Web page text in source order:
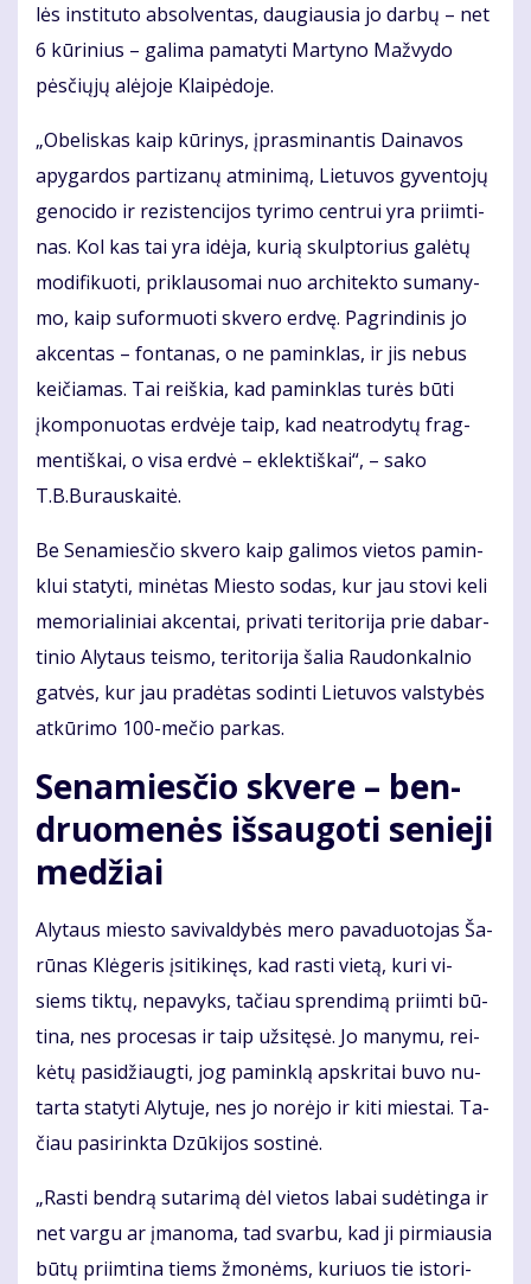
lės ins­ti­tu­to ab­sol­ven­tas, dau­giau­sia jo dar­bų – net
6 kū­ri­nius – ga­li­ma pa­ma­ty­ti Mar­ty­no Maž­vy­do
pės­čių­jų alė­jo­je Klai­pė­do­je.
„Obe­lis­kas kaip kū­ri­nys, įpras­mi­nan­tis Dai­na­vos
apy­gar­dos par­ti­za­nų at­mi­ni­mą, Lie­tu­vos gy­ven­to­jų
ge­no­ci­do ir re­zis­ten­ci­jos ty­ri­mo cen­trui yra pri­im­ti­
nas. Kol kas tai yra idė­ja, ku­rią skulp­to­rius ga­lė­tų
mo­di­fi­kuo­ti, pri­klau­so­mai nuo ar­chi­tek­to su­ma­ny­
mo, kaip su­for­muo­ti skve­ro erd­vę. Pa­grin­di­nis jo
ak­cen­tas – fon­ta­nas, o ne pa­min­klas, ir jis ne­bus
kei­čia­mas. Tai reiš­kia, kad pa­min­klas tu­rės bū­ti
įkom­po­nuo­tas erd­vė­je taip, kad ne­at­ro­dy­tų frag­
men­tiš­kai, o vi­sa erd­vė – ek­lek­tiš­kai“, – sa­ko
T.B.Bu­raus­kai­tė.
Be Se­na­mies­čio skve­ro kaip ga­li­mos vie­tos pa­min­
klui sta­ty­ti, mi­nė­tas Mies­to so­das, kur jau sto­vi ke­li
me­mo­ria­li­niai ak­cen­tai, pri­va­ti te­ri­to­ri­ja prie da­bar­
ti­nio Aly­taus teis­mo, te­ri­to­ri­ja ša­lia Rau­don­kal­nio
gat­vės, kur jau pra­dė­tas so­din­ti Lie­tu­vos vals­ty­bės
at­kū­ri­mo 100-me­čio par­kas.
Se­na­mies­čio skve­re – ben­
druo­me­nės iš­sau­go­ti se­nie­ji
me­džiai
Aly­taus mies­to sa­vi­val­dy­bės me­ro pa­va­duo­to­jas Ša­
rū­nas Klė­ge­ris įsi­ti­ki­nęs, kad ras­ti vie­tą, ku­ri vi­
siems tik­tų, ne­pa­vyks, ta­čiau spren­di­mą pri­im­ti bū­
ti­na, nes pro­ce­sas ir taip už­si­tę­sė. Jo ma­ny­mu, rei­
kė­tų pa­si­džiaug­ti, jog pa­min­klą ap­skri­tai bu­vo nu­
tar­ta sta­ty­ti Aly­tu­je, nes jo no­rė­jo ir ki­ti mies­tai. Ta­
čiau pa­si­rink­ta Dzū­ki­jos sos­ti­nė.
„Ras­ti ben­drą su­ta­ri­mą dėl vie­tos la­bai su­dė­tin­ga ir
net var­gu ar įma­no­ma, tad svar­bu, kad ji pir­miau­sia
bū­tų pri­im­ti­na tiems žmo­nėms, ku­riuos tie is­to­ri­